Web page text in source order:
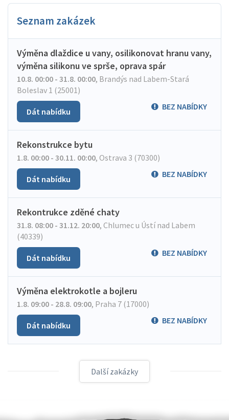
Seznam zakázek
Výměna dlaždice u vany, osilikonovat hranu vany,
výměna silikonu ve sprše, oprava spár
10.8. 00:00 - 31.8. 00:00, Brandýs nad Labem-Stará
Boleslav 1 (25001)
BEZ NABÍDKY
Dát nabídku
Rekonstrukce bytu
1.8. 00:00 - 30.11. 00:00, Ostrava 3 (70300)
BEZ NABÍDKY
Dát nabídku
Rekontrukce zděné chaty
31.8. 08:00 - 31.12. 20:00, Chlumec u Ústí nad Labem
(40339)
BEZ NABÍDKY
Dát nabídku
Výměna elektrokotle a bojleru
1.8. 09:00 - 28.8. 09:00, Praha 7 (17000)
BEZ NABÍDKY
Dát nabídku
Další zakázky